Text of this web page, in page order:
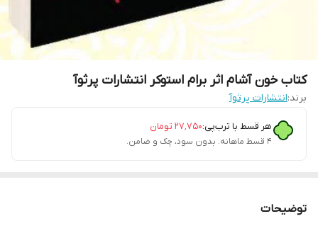
کتاب خون آشام اثر برام استوکر انتشارات پرثوآ
برند:انتشارات پرثوآ
هر قسط با ترب‌پی:۲۷٬۷۵۰ تومان
۴ قسط ماهانه. بدون سود، چک و ضامن.
توضیحات